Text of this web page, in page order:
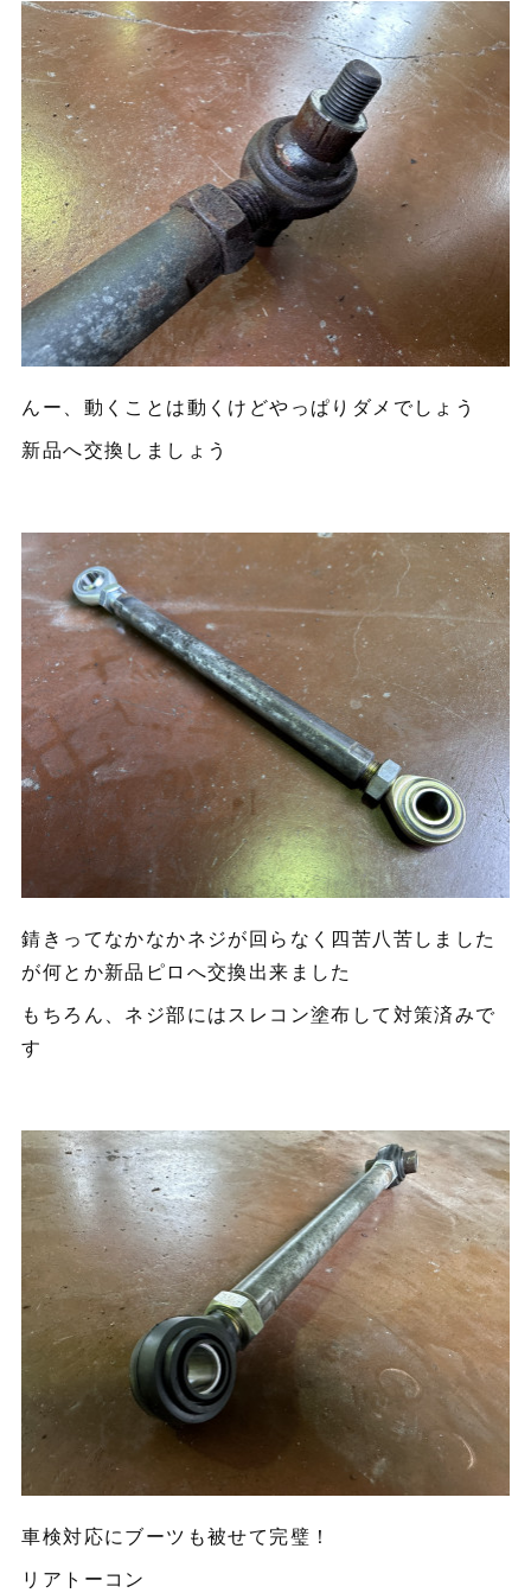
んー、動くことは動くけどやっぱりダメでしょう
新品へ交換しましょう
錆きってなかなかネジが回らなく四苦八苦しました
が何とか新品ピロへ交換出来ました
もちろん、ネジ部にはスレコン塗布して対策済みで
す
車検対応にブーツも被せて完璧！
リアトーコン